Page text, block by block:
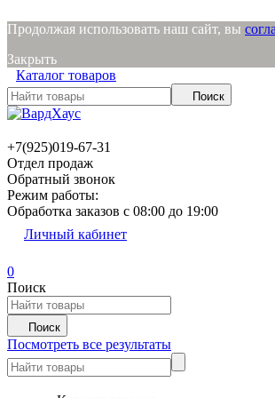
Продолжая использовать наш сайт, вы
Закрыть
Каталог товаров
Поиск
+7(925)019-67-31
Отдел продаж
Обратный звонок
Режим работы:
Обработка заказов с 08:00 до 19:00
Личный кабинет
0
Поиск
Поиск
Посмотреть все результаты